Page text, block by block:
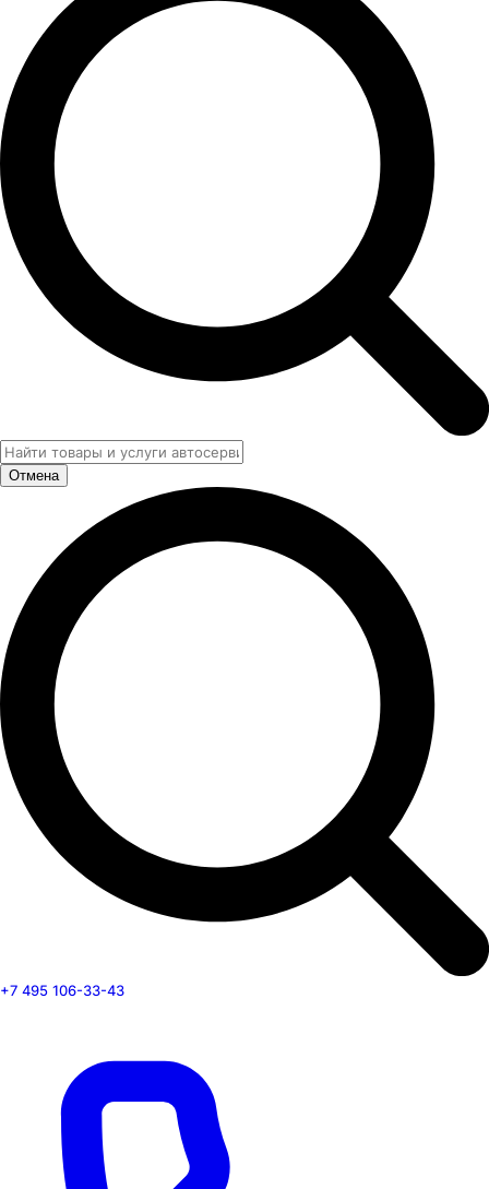
Отмена
+7 495 106-33-43